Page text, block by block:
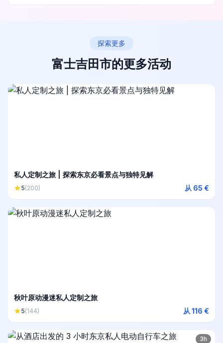
探索更多
富士吉田市的更多活动
私人定制之旅 | 探索东京必看景点与独特见解
5(200) 从 65 €
秋叶原动漫迷私人定制之旅
5(144) 从 116 €
3h